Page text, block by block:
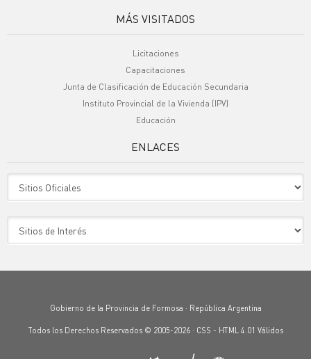
MÁS VISITADOS
Licitaciones
Capacitaciones
Junta de Clasificación de Educación Secundaria
Instituto Provincial de la Vivienda (IPV)
Educación
ENLACES
Gobierno de la Provincia de Formosa · República Argentina
Todos los Derechos Reservados © 2005-2026 · CSS - HTML 4.01 Válidos